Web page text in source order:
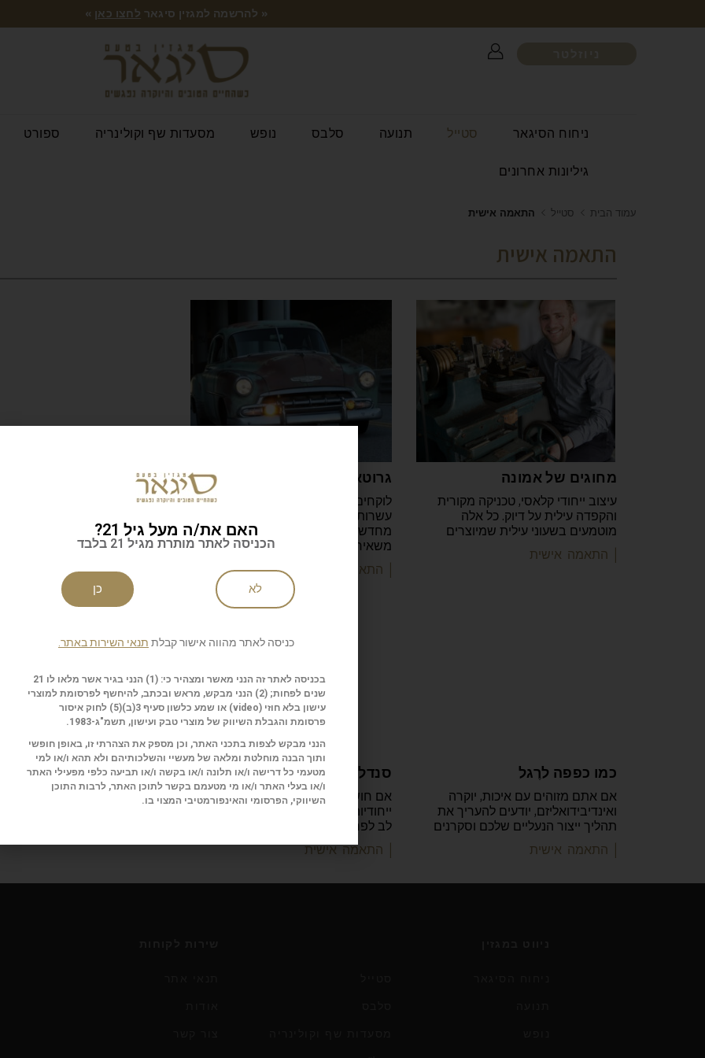
« להרשמה למגזין סיגאר לחצו כאן »
ניחוח הסיגאר סטייל תנועה סלבס נופש מסעדות שף וקולינריה ספורט
גיליונות אחרונים
עמוד הבית סטייל התאמה אישית
התאמה אישית
מחוגים של אמונה
עיצוב ייחודי קלאסי, טכניקה מקורית
והקפדה עילית על דיוק. כל אלה
מוטמעים בשעוני עילית שמיוצרים
| התאמה אישית
גרוטאה בהסוואה
לוקחים מכונית נטושה, שעברה
עשרות שנים ואינספור פצעים,
מחדשים כל מה שאפשר, ומבחוץ
משאירים אותה
| התאמה אישית
פנמה בראש. כובעי פנמה
בהתאמה אישית
קטיף גבעולי הטוקייה, תהליך
הבישול, הייבוש, ההלבנה
– באקוודור. הייצוא לכל העולם
| התאמה אישית
כמו כפפה לרֶגל
אם אתם מזוהים עם איכות, יוקרה
ואינדיבידואליזם, יודעים להעריך את
תהליך ייצור הנעליים שלכם וסקרנים
| התאמה אישית
סנדלרות עילית
אם חוש העיצוב שלכם מסוגל לזהות
ייחודיות, סטייל ועידון; אם אתם שמים
לב לפרטים הקטנים
| התאמה אישית
האם את/ה מעל גיל 21?
הכניסה לאתר מותרת מגיל 21 בלבד
לא כן
כניסה לאתר מהווה אישור קבלת תנאי השירות באתר.
בכניסה לאתר זה הנני מאשר ומצהיר כי: (1) הנני בגיר אשר מלאו לו 21
שנים לפחות; (2) הנני מבקש, מראש ובכתב, להיחשף לפרסומת למוצרי
עישון בלא חוזי (video
) או שמע כלשון סעיף 3(ב)(5) לחוק איסור
פרסומת והגבלת השיווק של מוצרי טבק ועישון, תשמ"ג-1983.
הנני מבקש לצפות בתכני האתר, וכן מספק את הצהרתי זו, באופן חופשי
ותוך הבנה מוחלטת ומלאה של מעשיי והשלכותיהם ולא תהא ו/או למי
מטעמי כל דרישה ו/או תלונה ו/או בקשה ו/או תביעה כלפי מפעילי האתר
ו/או בעלי האתר ו/או מי מטעמם בקשר לתוכן האתר, לרבות התוכן
השיווקי, הפרסומי והאינפורמטיבי המצוי בו.